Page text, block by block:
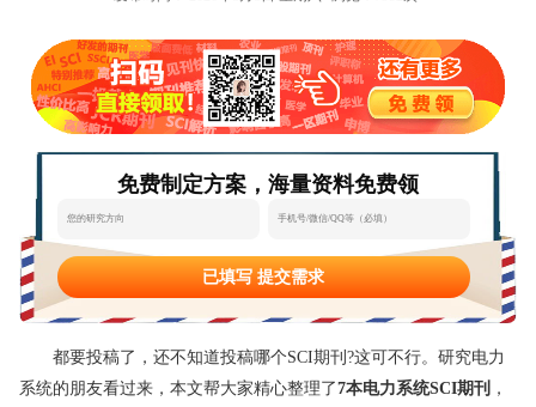
免费制定方案，海量资料免费领
已填写 提交需求
都要投稿了，还不知道投稿哪个SCI期刊?这可不行。研究电力
系统的朋友看过来，本文帮大家精心整理了7本电力系统SCI期刊 ，